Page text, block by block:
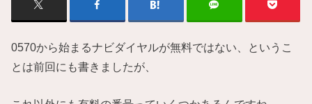
0570から始まるナビダイヤルが無料ではない、というこ
とは前回にも書きましたが、